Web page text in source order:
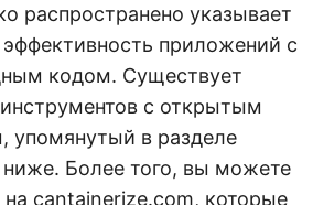
распространено указывает
приложений с
кодом. Существует
с открытым
упомянутый в разделе
Более того, вы можете
на cantainerize.com, которые